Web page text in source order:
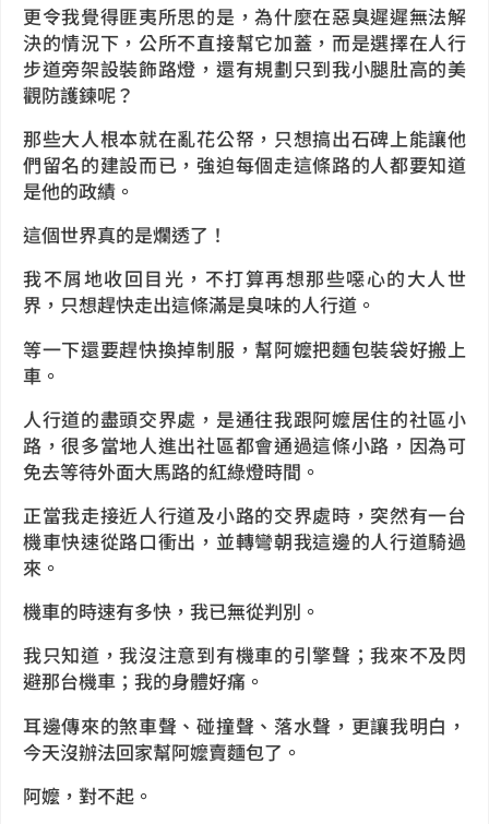
更令我覺得匪夷所思的是，為什麼在惡臭遲遲無法解
決的情況下，公所不直接幫它加蓋，而是選擇在人行
步道旁架設裝飾路燈，還有規劃只到我小腿肚高的美
觀防護鍊呢？
那些大人根本就在亂花公帑，只想搞出石碑上能讓他
們留名的建設而已，強迫每個走這條路的人都要知道
是他的政績。
這個世界真的是爛透了！
我不屑地收回目光，不打算再想那些噁心的大人世
界，只想趕快走出這條滿是臭味的人行道。
等一下還要趕快換掉制服，幫阿嬤把麵包裝袋好搬上
車。
人行道的盡頭交界處，是通往我跟阿嬤居住的社區小
路，很多當地人進出社區都會通過這條小路，因為可
免去等待外面大馬路的紅綠燈時間。
正當我走接近人行道及小路的交界處時，突然有一台
機車快速從路口衝出，並轉彎朝我這邊的人行道騎過
來。
機車的時速有多快，我已無從判別。
我只知道，我沒注意到有機車的引擎聲；我來不及閃
避那台機車；我的身體好痛。
耳邊傳來的煞車聲、碰撞聲、落水聲，更讓我明白，
今天沒辦法回家幫阿嬤賣麵包了。
阿嬤，對不起。